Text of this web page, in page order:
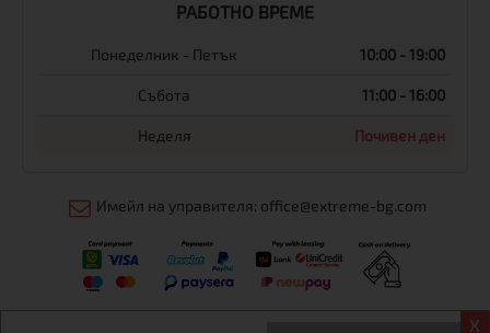
X
РАБОТНО ВРЕМЕ
Понеделник - Петък 10:00 - 19:00
Събота 11:00 - 16:00
Неделя Почивен ден
Имейл на управителя: office@extreme-bg.com